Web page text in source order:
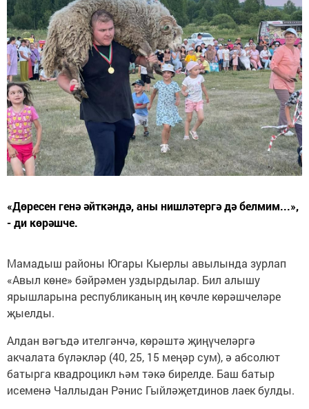
«Дөресен генә әйткәндә, аны нишләтергә дә белмим...»,
- ди көрәшче.
Мамадыш районы Югары Кыерлы авылында зурлап
«Авыл көне» бәйрәмен уздырдылар. Бил алышу
ярышларына республиканың иң көчле көрәшчеләре
җыелды.
Алдан вәгъдә ителгәнчә, көрәштә җиңүчеләргә
акчалата бүләкләр (40, 25, 15 меңәр сум), ә абсолют
батырга квадроцикл һәм тәкә бирелде. Баш батыр
исеменә Чаллыдан Рәнис Гыйләҗетдинов лаек булды.